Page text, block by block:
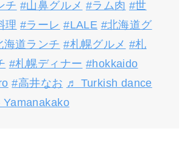
チ #山鼻グルメ #ラム肉 #世
理 #ラーレ #LALE #北海道グ
海道ランチ #札幌グルメ #札
#札幌ディナー #hokkaido
#高井なお ♬ Turkish dance
Yamanakako